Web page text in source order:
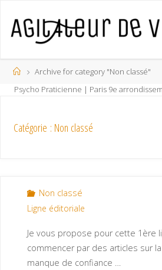
Psycho Praticienne | Paris 9e
Archive for category "Non classé"
Catégorie : Non classé
Non classé
Ligne éditoriale
Je vous propose pour cette 1ère
commencer par des articles sur
manque de confiance …